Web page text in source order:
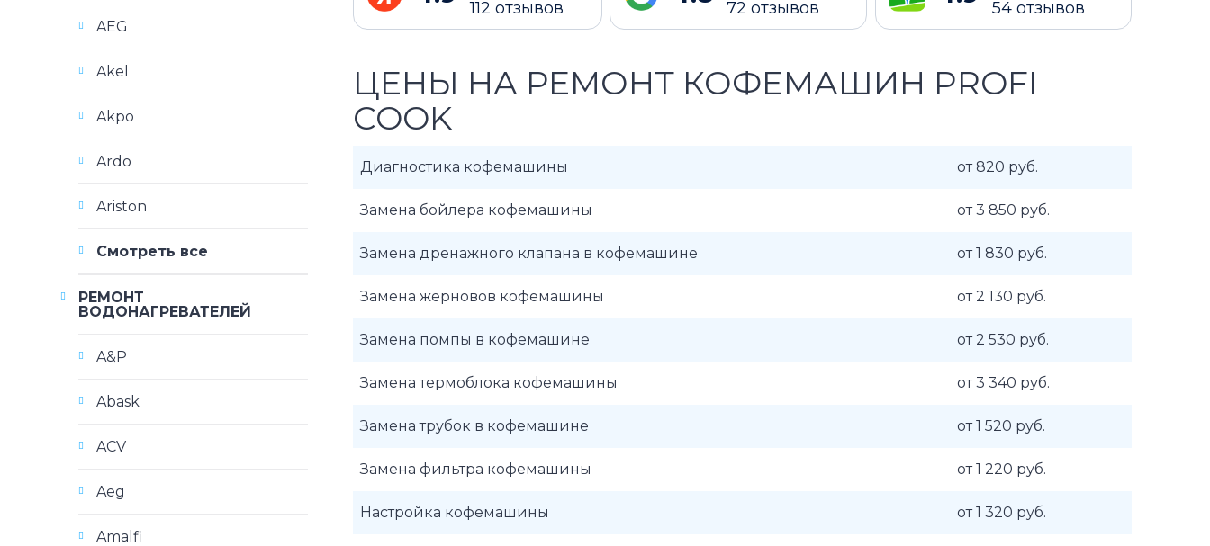
112 отзывов 72 отзывов 54отзывов
ЦЕНЫ НА РЕМОНТ КОФЕМАШИН PROFI
COOK
Диагностика кофемашины от 820 руб.
Замена бойлера кофемашины от 3 850 руб.
Замена дренажного клапана в кофемашине от 1 830 руб.
Замена жерновов кофемашины от 2 130 руб.
Замена помпы в кофемашине от 2 530 руб.
Замена термоблока кофемашины от 3 340 руб.
Замена трубок в кофемашине от 1 520 руб.
Замена фильтра кофемашины от 1 220 руб.
Настройка кофемашины от 1 320 руб.
AEG
Akel
Akpo
Ardo
Ariston
Смотреть все
РЕМОНТ
ВОДОНАГРЕВАТЕЛЕЙ
A&P
Abask
ACV
Aeg
Amalfi